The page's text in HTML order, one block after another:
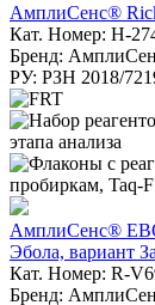
АмплиСенс®
Кат. Номер: H-
Бренд:
РУ: РЗН 2018/
АмплиСенс®
Эбола, вариант
Кат. Номер: R-
Бренд: